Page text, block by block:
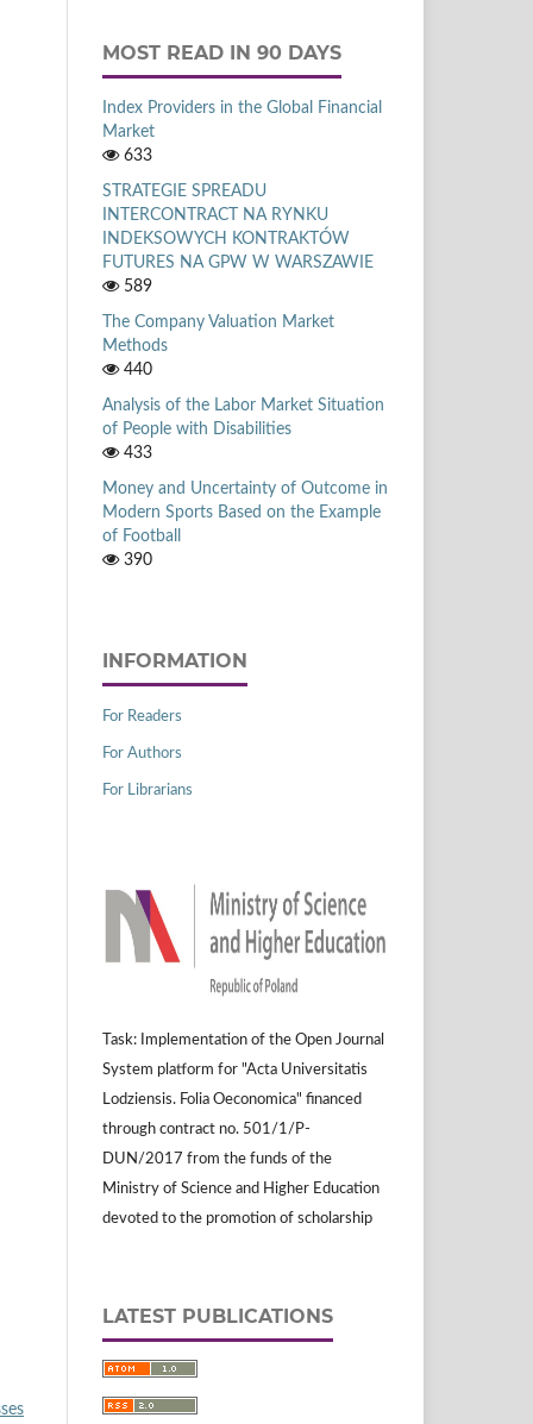
MOST READ IN 90 DAYS
Index Providers in the Global Financial
Market
633
STRATEGIE SPREADU
INTERCONTRACT NA RYNKU
INDEKSOWYCH KONTRAKTÓW
FUTURES NA GPW W WARSZAWIE
589
The Company Valuation Market
Methods
440
Analysis of the Labor Market Situation
of People with Disabilities
433
Money and Uncertainty of Outcome in
Modern Sports Based on the Example
of Football
390
INFORMATION
For Readers
For Authors
For Librarians
Task: Implementation of the Open Journal
System platform for "Acta Universitatis
Lodziensis. Folia Oeconomica" financed
through contract no. 501/1/P-
DUN/2017 from the funds of the
Ministry of Science and Higher Education
devoted to the promotion of scholarship
LATEST PUBLICATIONS